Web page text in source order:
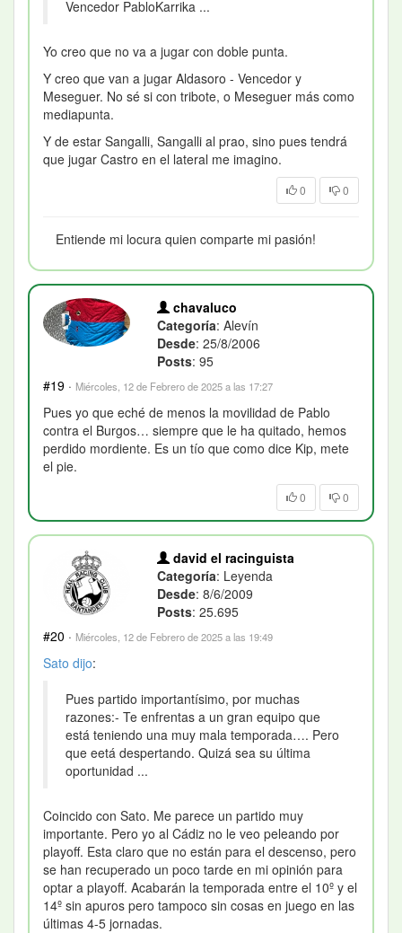
Vencedor PabloKarrika ...
Yo creo que no va a jugar con doble punta.
Y creo que van a jugar Aldasoro - Vencedor y
Meseguer. No sé si con tribote, o Meseguer más como
mediapunta.
Y de estar Sangalli, Sangalli al prao, sino pues tendrá
que jugar Castro en el lateral me imagino.
0 0
Entiende mi locura quien comparte mi pasión!
chavaluco
Categoría: Alevín
Desde: 25/8/2006
Posts: 95
#19 · Miércoles, 12 de Febrero de 2025 a las 17:27
Pues yo que eché de menos la movilidad de Pablo
contra el Burgos… siempre que le ha quitado, hemos
perdido mordiente. Es un tío que como dice Kip, mete
el pie.
0 0
david el racinguista
Categoría: Leyenda
Desde: 8/6/2009
Posts: 25.695
#20 · Miércoles, 12 de Febrero de 2025 a las 19:49
Sato dijo:
Pues partido importantísimo, por muchas
razones:- Te enfrentas a un gran equipo que
está teniendo una muy mala temporada…. Pero
que eetá despertando. Quizá sea su última
oportunidad ...
Coincido con Sato. Me parece un partido muy
importante. Pero yo al Cádiz no le veo peleando por
playoff. Esta claro que no están para el descenso, pero
se han recuperado un poco tarde en mi opinión para
optar a playoff. Acabarán la temporada entre el 10º y el
14º sin apuros pero tampoco sin cosas en juego en las
últimas 4-5 jornadas.